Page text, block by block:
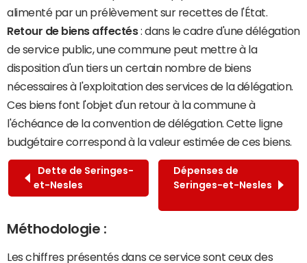
alimenté par un prélèvement sur recettes de l'État.
Retour de biens affectés: dans le cadre d'une délégation
de service public, une commune peut mettre à la
disposition d'un tiers un certain nombre de biens
nécessaires à l'exploitation des services de la délégation.
Ces biens font l'objet d'un retour à la commune à
l'échéance de la convention de délégation. Cette ligne
budgétaire correspond à la valeur estimée de ces biens.
Dette de Seringes-
et-Nesles
Dépenses de
Seringes-et-Nesles
Méthodologie :
Les chiffres présentés dans ce service sont ceux des